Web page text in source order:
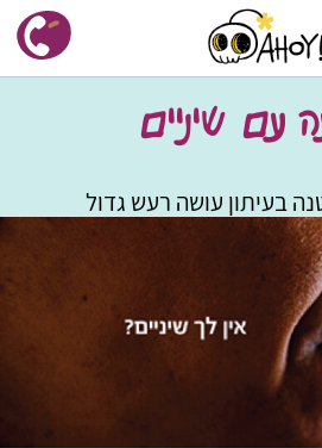
עם שיניים
בעיתון עושה רעש גדול